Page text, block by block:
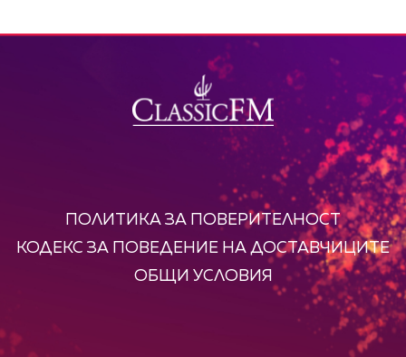
ПОЛИТИКА ЗА ПОВЕРИТЕЛНОСТ
КОДЕКС ЗА ПОВЕДЕНИЕ НА ДОСТАВЧИЦИТЕ
ОБЩИ УСЛОВИЯ